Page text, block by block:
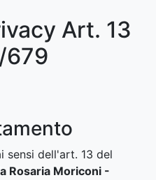
Art. 13
679
sensi dell'art. 13 del
Rosaria Moriconi -